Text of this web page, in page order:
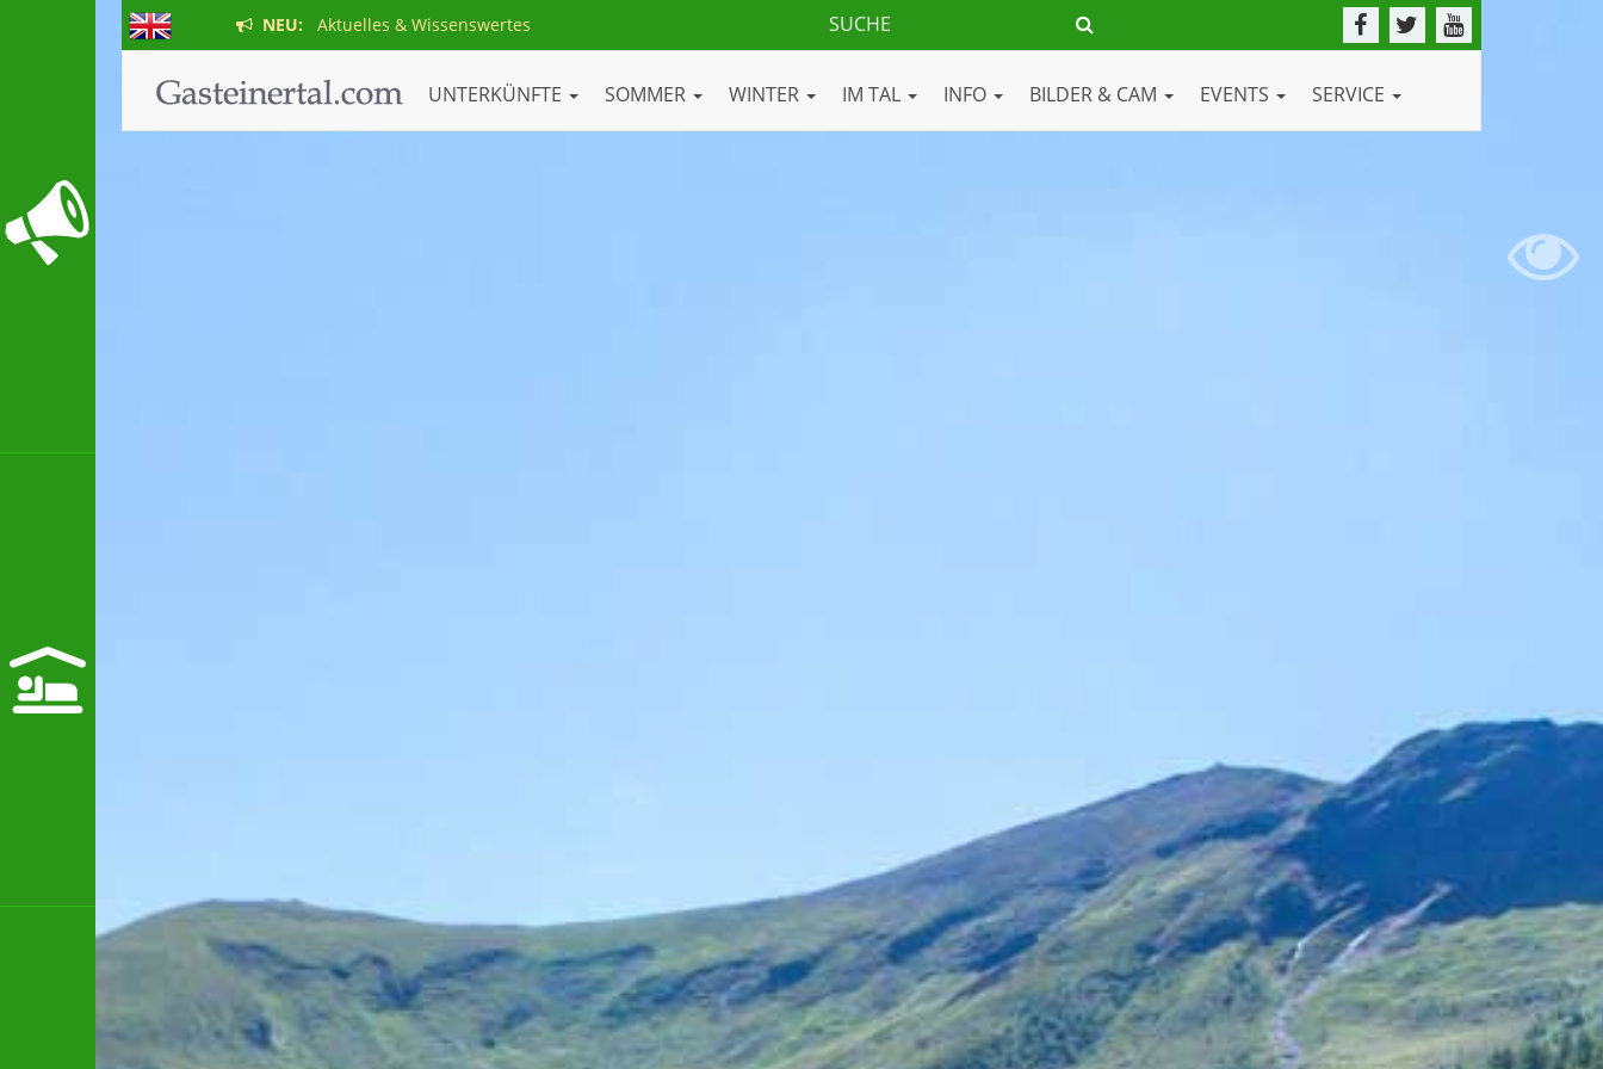
NEU: Aktuelles & Wissenswertes
UNTERKÜNFTE SOMMER WINTER IM TAL INFO BILDER & CAM EVENTS SERVICE